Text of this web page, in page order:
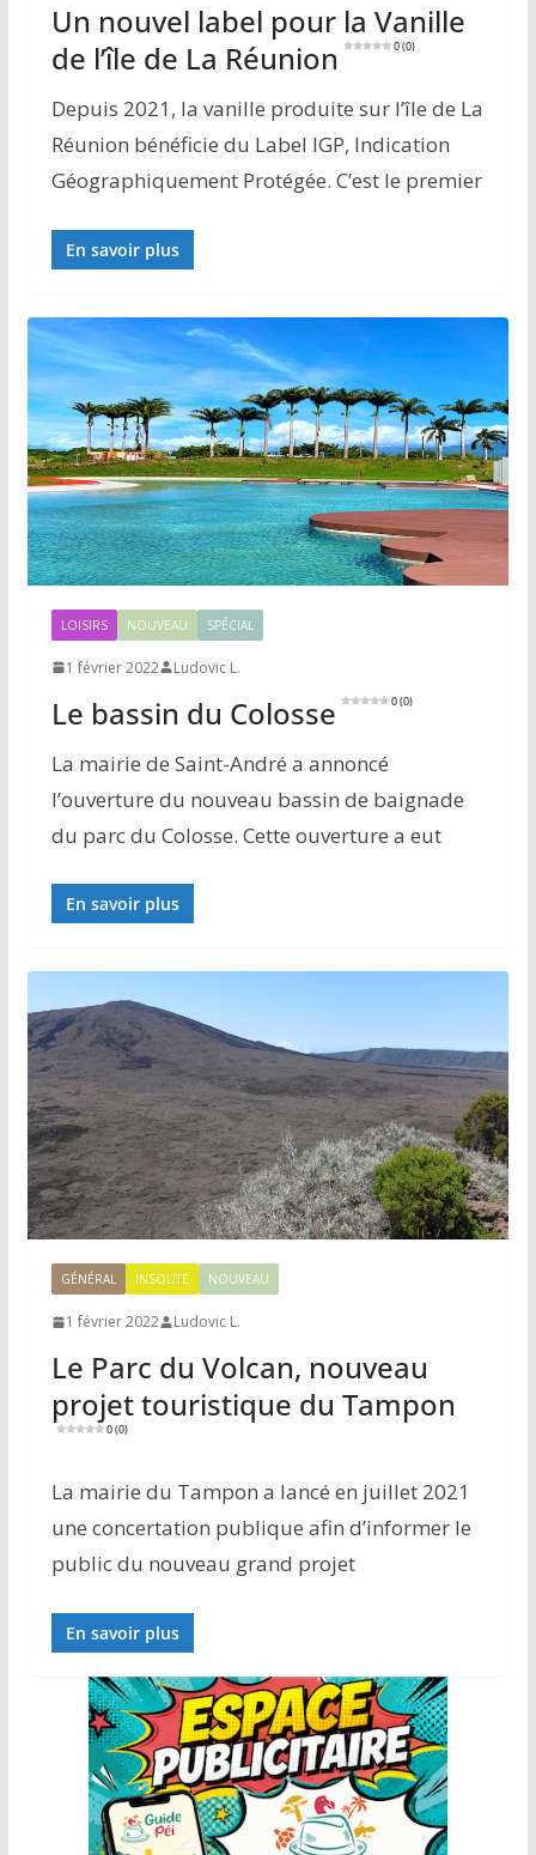
Un nouvel label pour la Vanille
de l’île de La Réunion
0 (0)
Depuis 2021, la vanille produite sur l’île de La
Réunion bénéficie du Label IGP, Indication
Géographiquement Protégée. C’est le premier
En savoir plus
LOISIRS NOUVEAU SPÉCIAL
1 février 2022 Ludovic L.
Le bassin du Colosse 0 (0)
La mairie de Saint-André a annoncé
l’ouverture du nouveau bassin de baignade
du parc du Colosse. Cette ouverture a eut
En savoir plus
GÉNÉRAL INSOLITE NOUVEAU
1 février 2022 Ludovic L.
Le Parc du Volcan, nouveau
projet touristique du Tampon
0 (0)
La mairie du Tampon a lancé en juillet 2021
une concertation publique afin d’informer le
public du nouveau grand projet
En savoir plus